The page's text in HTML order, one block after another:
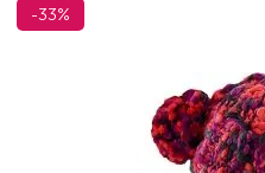
-33%